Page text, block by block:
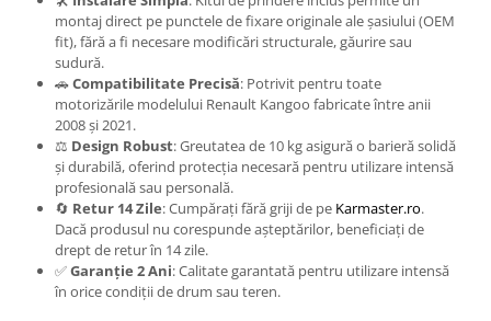
Carlige Tesla
Carlige Toyota
Carlige Volkswagen
Carlige Volvo
Carlige Xpeng
Carlige Xpeng G6
Carlige Xpeng G9
montaj direct pe punctele de fixare originale ale șasiului (OEM
fit), fără a fi necesare modificări structurale, găurire sau
sudură.
🚗Compatibilitate Precisă: Potrivit pentru toate
motorizările modelului Renault Kangoo fabricate între anii
2008 și 2021.
⚖️ Design Robust: Greutatea de 10 kg asigură o barieră solidă
și durabilă, oferind protecția necesară pentru utilizare intensă
profesională sau personală.
🔄 Retur 14 Zile: Cumpărați fără griji de pe Karmaster.ro.
Dacă produsul nu corespunde așteptărilor, beneficiați de
drept de retur în 14 zile.
✅Garanție 2 Ani: Calitate garantată pentru utilizare intensă
în orice condiții de drum sau teren.